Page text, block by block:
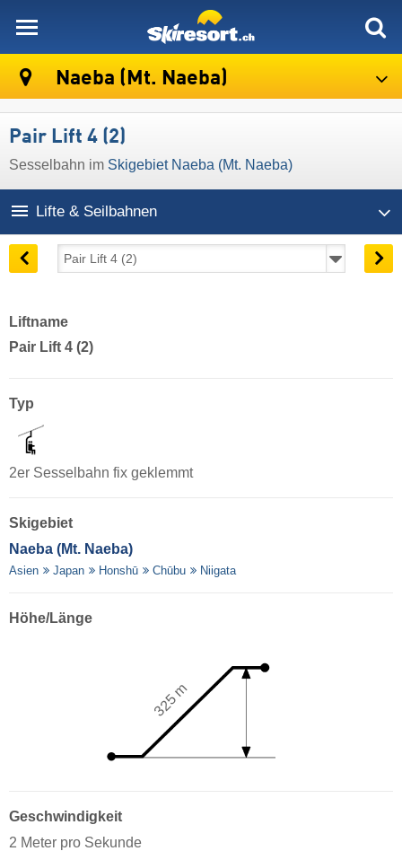
Naeba (Mt. Naeba)
Pair Lift 4 (2)
Sesselbahn im Skigebiet Naeba (Mt. Naeba)
Lifte & Seilbahnen
Liftname
Pair Lift 4 (2)
Typ
2er Sesselbahn fix geklemmt
Skigebiet
Naeba (Mt. Naeba)
Asien Japan Honshū Chūbu Niigata
Höhe/Länge
325 m
Geschwindigkeit
2 Meter pro Sekunde